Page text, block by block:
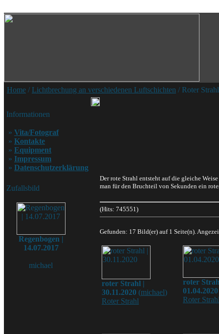
Home / Lichtbrechung an verschiedenen Luftschichten / Roter Strahl
Informationen
» Vita/Fotograf
» Kontakte
» Equipment
» Impressum
» Datenschutzerklärung
Zufallsbild
Regenbogen |
14.07.2017
michael
Der rote Strahl entsteht auf die gleiche
man für den Bruchteil von Sekunden ein
(Hits: 745551)
Gefunden: 17 Bild(er) auf 1 Seite(n).
roter Strahl |
30.11.2020 (michael)
Roter Strahl
roter
01.04.2020
Roter